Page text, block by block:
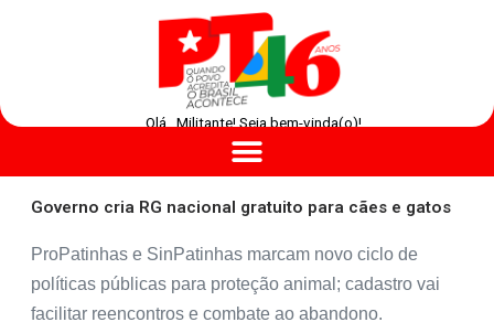
Olá , Militante! Seja bem-vinda(o)!
Governo cria RG nacional gratuito para cães e gatos
ProPatinhas e SinPatinhas marcam novo ciclo de
políticas públicas para proteção animal; cadastro vai
facilitar reencontros e combate ao abandono.